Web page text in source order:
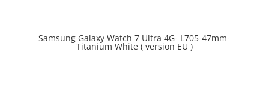
Prix en baisse
Samsung Galaxy Watch 7 Ultra 4G- L705-47mm-
Titanium White ( version EU )